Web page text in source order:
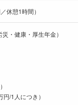
休憩1時間）
・健康・厚生年金）
/1人につき）